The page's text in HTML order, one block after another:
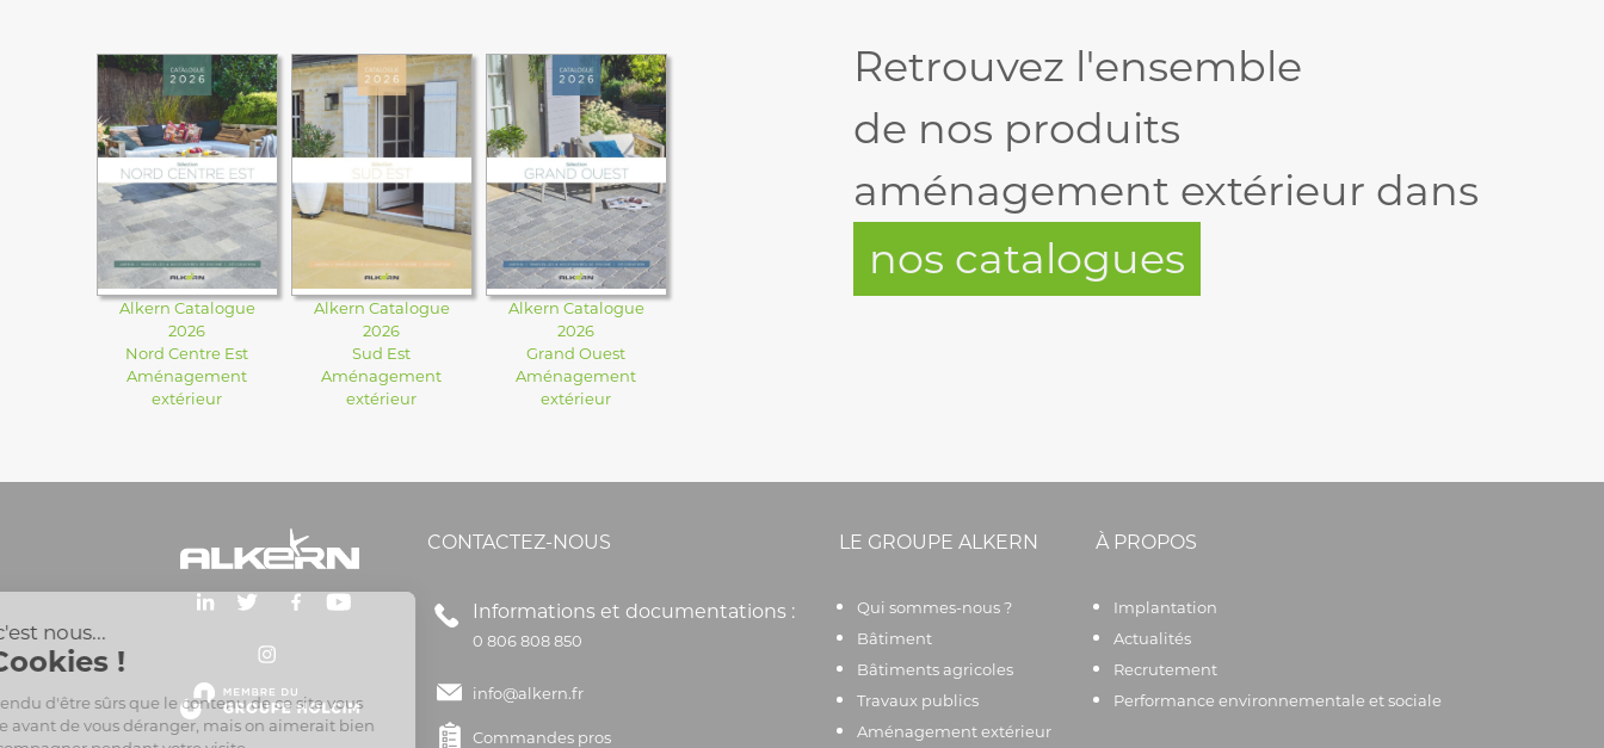
Alkern Catalogue
2026
Nord Centre Est
Aménagement
extérieur
Alkern Catalogue
2026
Sud Est
Aménagement
extérieur
Alkern Catalogue
2026
Grand Ouest
Aménagement
extérieur
Retrouvez l'ensemble
de nos produits
aménagement extérieur dans
nos catalogues
CONTACTEZ-NOUS
Informations et documentations :
0 806 808 850
info@alkern.fr
Commandes pros
LE GROUPE ALKERN
Qui sommes-nous ?
Bâtiment
Bâtiments agricoles
Travaux publics
Aménagement extérieur
À PROPOS
Implantation
Actualités
Recrutement
Performance environnementale et sociale